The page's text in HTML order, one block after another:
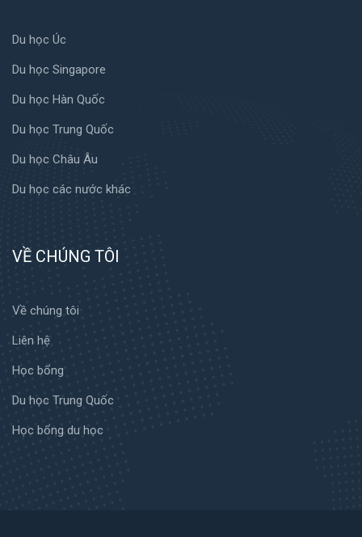
Du học Úc
Du học Singapore
Du học Hàn Quốc
Du học Trung Quốc
Du học Châu Âu
Du học các nước khác
VỀ CHÚNG TÔI
Về chúng tôi
Liên hệ
Học bổng
Du học Trung Quốc
Học bổng du học